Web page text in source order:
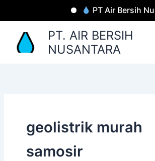
PT Air Bersih
PT. AIR BERSIH
NUSANTARA
geolistrik murah
samosir